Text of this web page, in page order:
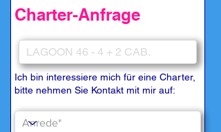
Charter-Anfrage
Ich bin interessiere mich für eine Charter,
bitte nehmen Sie Kontakt mit mir auf: